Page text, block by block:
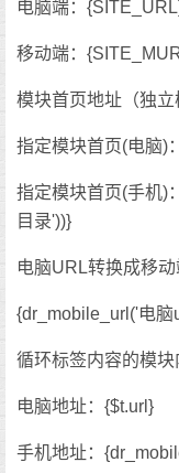
电脑端：
移动端：
模块首页地址（独立
指定模块首页(电脑)
指定模块首页(手机)
目录'))}
电脑URL转换成移
{dr_mobile_url('电脑
循环标签内容的模块
电脑地址：{$t.url}
手机地址：